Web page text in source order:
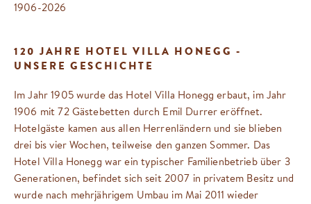
1906-2026
120 JAHRE HOTEL VILLA HONEGG -
UNSERE GESCHICHTE
Im Jahr 1905 wurde das Hotel Villa Honegg erbaut, im Jahr
1906 mit 72 Gästebetten durch Emil Durrer eröffnet.
Hotelgäste kamen aus allen Herrenländern und sie blieben
drei bis vier Wochen, teilweise den ganzen Sommer. Das
Hotel Villa Honegg war ein typischer Familienbetrieb über 3
Generationen, befindet sich seit 2007 in privatem Besitz und
wurde nach mehrjährigem Umbau im Mai 2011 wieder